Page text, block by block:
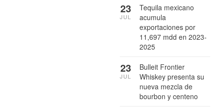
Tequila mexicano
acumula
exportaciones por
11,697 mdd en 2023-
2025
23
JUL
Bulleit Frontier
Whiskey presenta su
nueva mezcla de
bourbon y centeno
23
JUL